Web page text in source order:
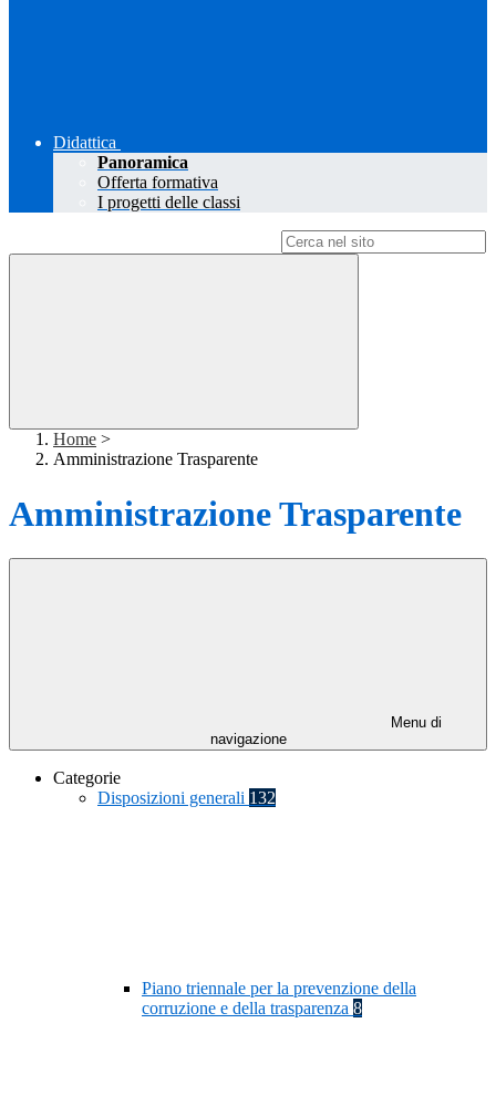
Didattica
Panoramica
Offerta formativa
I progetti delle classi
Home >
Amministrazione Trasparente
Amministrazione Trasparente
Menu di
navigazione
Categorie
Disposizioni generali 132
Piano triennale per la prevenzione della
corruzione e della trasparenza 8